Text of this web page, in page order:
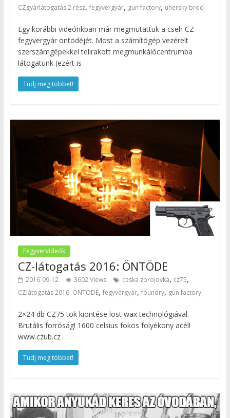
CZgyárlátogatás 2 rész, fegyvergyár, gun factory, uhersky brod
Egy korábbi videónkban már megmutattuk a cseh CZ
fegyvergyár öntödéjét. Most a számítógép vezérelt
szerszámgépekkel telirakott megmunkálócentrumba
látogatunk (ezért is
Tudj meg többet!
Fegyvervideók
CZ-látogatás 2016: ÖNTÖDE
2016-09-12 3602 Views ceska zbrojovka, cz75,
CZlátogatás 2016: ÖNTÖDE, fegyvergyár, foundry, gun factory
2×24 db CZ75 tok kiöntése lost wax technológiával.
Brutális forróság! 1600 celsius fokos folyékony acél!
www.czub.cz
Tudj meg többet!